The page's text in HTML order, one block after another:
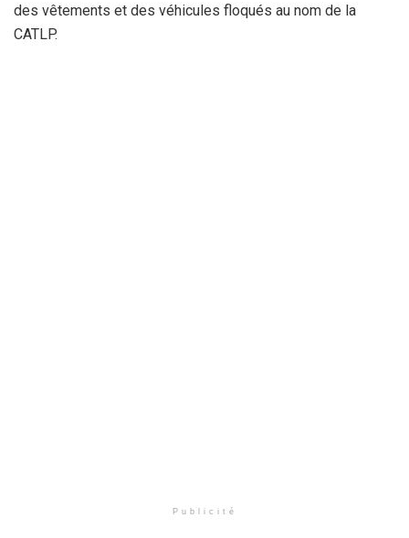
des vêtements et des véhicules floqués au nom de la
CATLP.
Publicité